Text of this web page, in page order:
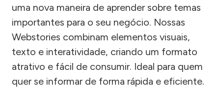
uma nova maneira de aprender sobre temas
importantes para o seu negócio. Nossas
Webstories combinam elementos visuais,
texto e interatividade, criando um formato
atrativo e fácil de consumir. Ideal para quem
quer se informar de forma rápida e eficiente.